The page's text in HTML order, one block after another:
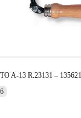
A-13 R.23131 – 135621